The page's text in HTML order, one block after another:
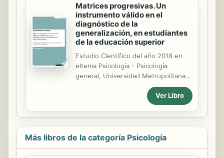
Matrices progresivas. Un
instrumento válido en el
diagnóstico de la
generalización, en estudiantes
de la educación superior
Estudio Científico del año 2018 en
eltema Psicología - Psicología
general, Universidad Metropolitana
del Ecuador, Idioma: Español,
Resumen: En el presente artículo
científico abordamos la problemática
de la relación de los conceptos de
generalización, pensamiento
científico y cadena verbal con la
profesionales y su incidencia futura
Ver Libro
Más libros de la categoría Psicología